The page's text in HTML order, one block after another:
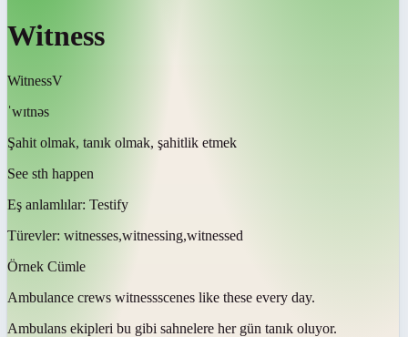
Witness
WitnessV
ˈwɪtnəs
Şahit olmak, tanık olmak, şahitlik etmek
See sth happen
Eş anlamlılar: Testify
Türevler: witnesses,witnessing,witnessed
Örnek Cümle
Ambulance crews witnessscenes like these every day.
Ambulans ekipleri bu gibi sahnelere her gün tanık oluyor.